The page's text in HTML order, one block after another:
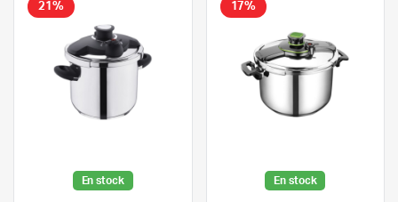
21%
En stock
17%
En stock